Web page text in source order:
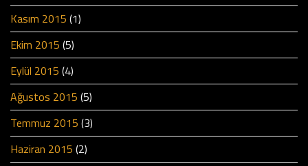
Kasım 2015 (1)
Ekim 2015 (5)
Eylül 2015 (4)
Ağustos 2015 (5)
Temmuz 2015 (3)
Haziran 2015 (2)